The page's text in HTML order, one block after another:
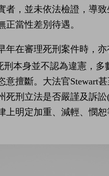
者，並未依法檢證，導
當性差別待遇。
年在審理死刑案件時，
刑本身並不認為違憲，
擅斷。大法官Stewart
死刑立法是否嚴謹及訴
上明定加重、減輕、憫